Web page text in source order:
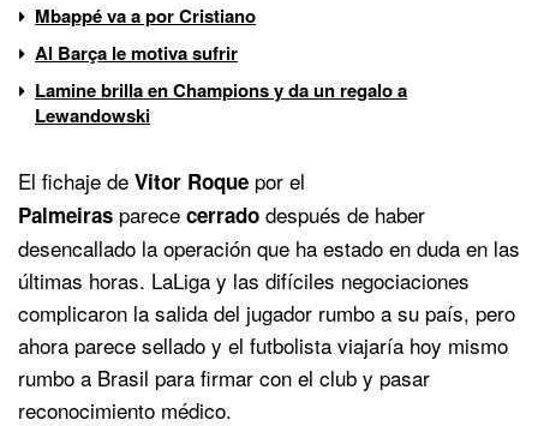
Mbappé va a por Cristiano
Al Barça le motiva sufrir
Lamine brilla en Champions y da un regalo a
Lewandowski
El fichaje de Vitor Roque por el
Palmeiras parece cerrado después de haber
desencallado la operación que ha estado en duda en las
últimas horas. LaLiga y las difíciles negociaciones
complicaron la salida del jugador rumbo a su país, pero
ahora parece sellado y el futbolista viajaría hoy mismo
rumbo a Brasil para firmar con el club y pasar
reconocimiento médico.